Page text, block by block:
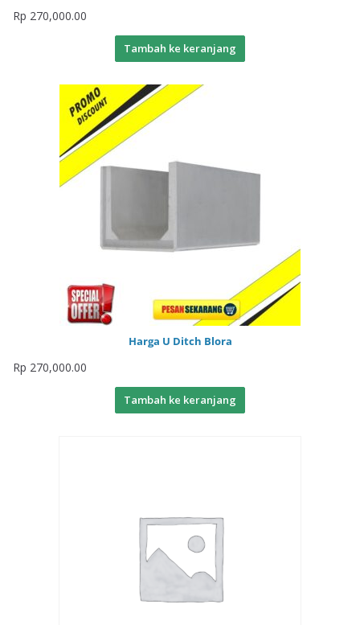
Rp 270,000.00
Tambah ke keranjang
Harga U Ditch Blora
Rp 270,000.00
Tambah ke keranjang